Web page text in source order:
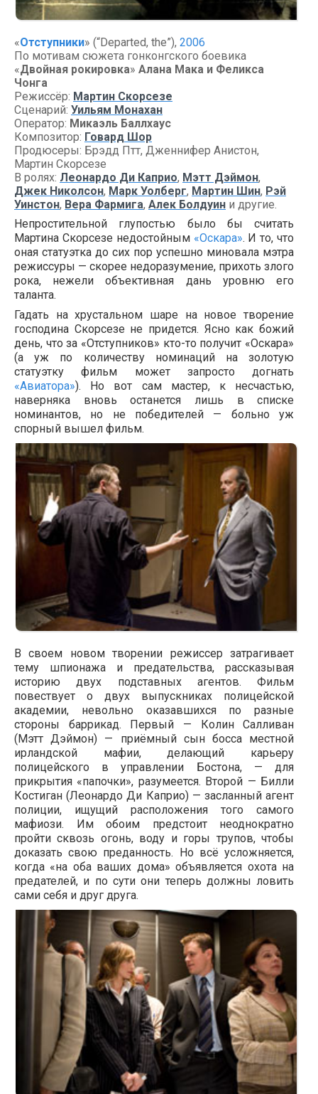
«Отступники» (“Departed, the”), 2006
По мотивам сюжета гонконгского боевика
«Двойная рокировка» Алана Мака и Феликса
Чонга
Режиссёр: Мартин Скорсезе
Сценарий: Уильям Монахан
Оператор: Микаэль Баллхаус
Композитор: Говард Шор
Продюсеры: Брэдд Птт, Дженнифер Анистон,
Мартин Скорсезе
В ролях: Леонардо Ди Каприо, Мэтт Дэймон,
Джек Николсон, Марк Уолберг, Мартин Шин, Рэй
Уинстон, Вера Фармига, Алек Болдуин и другие.
Непростительной глупостью было бы считать
Мартина Скорсезе недостойным «Оскара». И то, что
оная статуэтка до сих пор успешно миновала мэтра
режиссуры — скорее недоразумение, прихоть злого
рока, нежели объективная дань уровню его
таланта.
Гадать на хрустальном шаре на новое творение
господина Скорсезе не придется. Ясно как божий
день, что за «Отступников» кто-то получит «Оскара»
(а уж по количеству номинаций на золотую
статуэтку фильм может запросто догнать
«Авиатора»). Но вот сам мастер, к несчастью,
наверняка вновь останется лишь в списке
номинантов, но не победителей — больно уж
спорный вышел фильм.
В своем новом творении режиссер затрагивает
тему шпионажа и предательства, рассказывая
историю двух подставных агентов. Фильм
повествует о двух выпускниках полицейской
академии, невольно оказавшихся по разные
стороны баррикад. Первый — Колин Салливан
(Мэтт Дэймон) — приёмный сын босса местной
ирландской мафии, делающий карьеру
полицейского в управлении Бостона, — для
прикрытия «папочки», разумеется. Второй — Билли
Костиган (Леонардо Ди Каприо) — засланный агент
полиции, ищущий расположения того самого
мафиози. Им обоим предстоит неоднократно
пройти сквозь огонь, воду и горы трупов, чтобы
доказать свою преданность. Но всё усложняется,
когда «на оба ваших дома» объявляется охота на
предателей, и по сути они теперь должны ловить
сами себя и друг друга.